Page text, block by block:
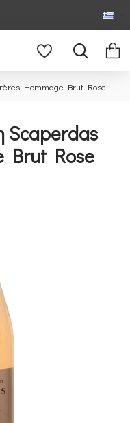
Hommage Brut Rose
Scaperdas
Brut Rose